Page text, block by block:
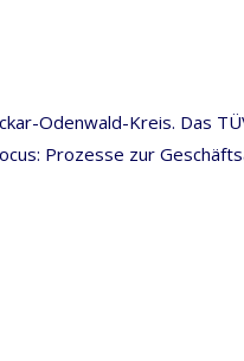
Odenwald-Kreis. Das
Prozesse zur